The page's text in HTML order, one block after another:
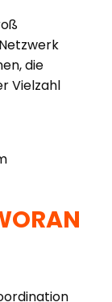
die
Vielzahl